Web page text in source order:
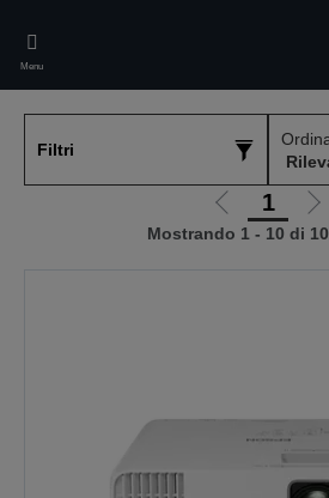
main
content
Menu
Filtri
Vai
alla
1
Vai
Mostrando 1 - 10 di